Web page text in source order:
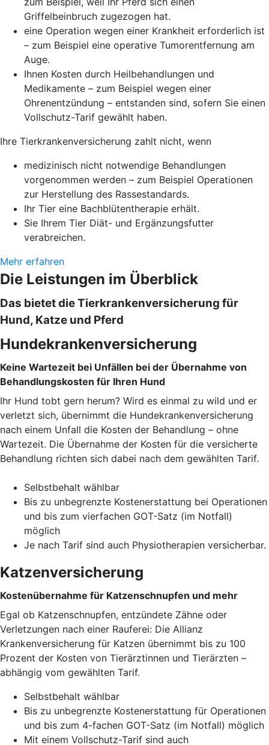
Griffelbeinbruch zugezogen hat.
eine Operation wegen einer Krankheit erforderlich ist
– zum Beispiel eine operative Tumorentfernung am
Auge.
Ihnen Kosten durch Heilbehandlungen und
Medikamente – zum Beispiel wegen einer
Ohrenentzündung – entstanden sind, sofern Sie einen
Vollschutz-Tarif gewählt haben.
Ihre Tierkrankenversicherung zahlt nicht, wenn
medizinisch nicht notwendige Behandlungen
vorgenommen werden – zum Beispiel Operationen
zur Herstellung des Rassestandards.
Ihr Tier eine Bachblütentherapie erhält.
Sie Ihrem Tier Diät- und Ergänzungsfutter
verabreichen.
Mehr erfahren
Die Leistungen im Überblick
Das bietet die Tierkrankenversicherung für
Hund, Katze und Pferd
Hundekrankenversicherung
Keine Wartezeit bei Unfällen bei der Übernahme von
Behandlungskosten für Ihren Hund
Ihr Hund tobt gern herum? Wird es einmal zu wild und er
verletzt sich, übernimmt die Hundekrankenversicherung
nach einem Unfall die Kosten der Behandlung – ohne
Wartezeit. Die Übernahme der Kosten für die versicherte
Behandlung richten sich dabei nach dem gewählten Tarif.
Selbstbehalt wählbar
Bis zu unbegrenzte Kostenerstattung bei Operationen
und bis zum vierfachen GOT-Satz (im Notfall)
möglich
Je nach Tarif sind auch Physiotherapien versicherbar.
Katzenversicherung
Kostenübernahme für Katzenschnupfen und mehr
Egal ob Katzenschnupfen, entzündete Zähne oder
Verletzungen nach einer Rauferei: Die Allianz
Krankenversicherung für Katzen übernimmt bis zu 100
Prozent der Kosten von Tierärztinnen und Tierärzten –
abhängig vom gewählten Tarif.
Selbstbehalt wählbar
Bis zu unbegrenzte Kostenerstattung für Operationen
und bis zum 4-fachen GOT-Satz (im Notfall) möglich
Mit einem Vollschutz-Tarif sind auch